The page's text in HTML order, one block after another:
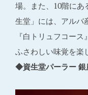
場。また、10階にあ
生堂」には、アルバ
『白トリュフコー
ふさわしい味覚を楽
◆資生堂パーラー 銀